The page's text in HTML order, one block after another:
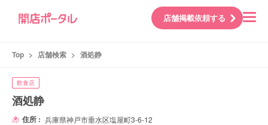
店舗掲載依頼する
Top > 店舗検索 > 酒処静
飲食店
酒処静
住所 : 兵庫県神戸市垂水区塩屋町3-6-12